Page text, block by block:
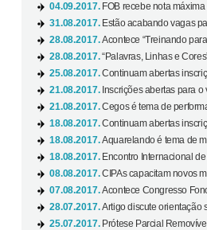
04.09.2017. FOB recebe nota
31.08.2017. Estão acabando vagas
28.08.2017.Acontece “Treinando
28.08.2017.“Palavras, Linhas e
25.08.2017.Continuam abertas
21.08.2017. Inscrições abertas para
21.08.2017.Cegos é tema de
18.08.2017.Continuam abertas
18.08.2017.Aquarelando é tema de
18.08.2017. Encontro Internacional
08.08.2017.CIPAs capacitam novos
07.08.2017.Acontece Congresso
28.07.2017.Artigo discute orientação
25.07.2017. Prótese Parcial